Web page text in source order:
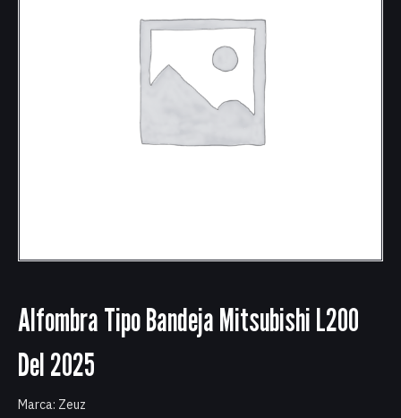
Alfombra Tipo Bandeja Mitsubishi L200
Del 2025
Marca: Zeuz